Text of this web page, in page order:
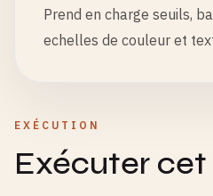
Prend en charge seuils,
echelles de couleur et
EXÉCUTION
Exécuter